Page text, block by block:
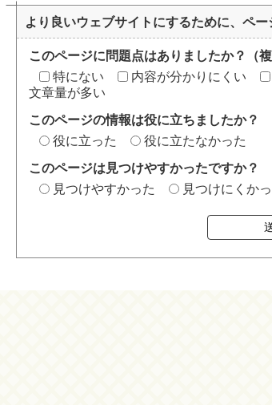
より良いウェブサイトにするために、ペー
このページに問題点はありましたか？（複
特にない
内容が分かりにくい
文章量が多い
このページの情報は役に立ちましたか？
役に立った
役に立たなかった
このページは見つけやすかったですか？
見つけやすかった
見つけにくか